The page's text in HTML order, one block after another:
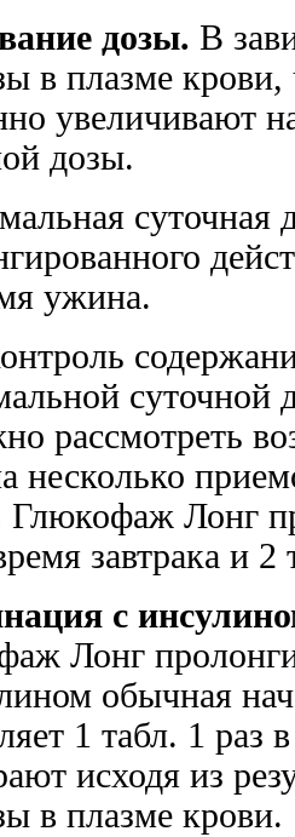
дозы. В
в плазме
увеличивают
дозы.
суточная
ужина.
суточной
рассмотреть
несколько
Глюкофаж Лонг
завтрака и
с
Лонг
обычная
1 табл. 1 раз
исходя из
в плазме крови.